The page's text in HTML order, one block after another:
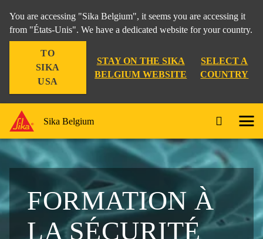
You are accessing "Sika Belgium", it seems you are accessing it
from "États-Unis". We have a dedicated website for your country.
TO
SIKA
USA
STAY ON THE SIKA
BELGIUM WEBSITE
SELECT A
COUNTRY
Sika Belgium
FORMATION À
LA SÉCURITÉ